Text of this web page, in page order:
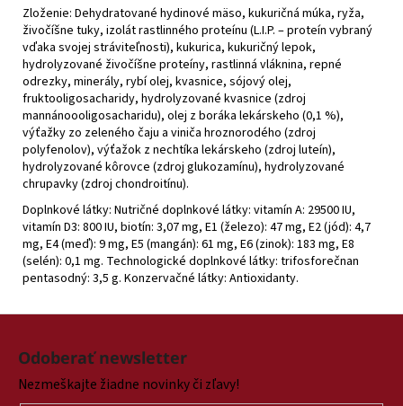
Zloženie: Dehydratované hydinové mäso, kukuričná múka, ryža,
živočíšne tuky, izolát rastlinného proteínu (L.I.P. – proteín vybraný
vďaka svojej stráviteľnosti), kukurica, kukuričný lepok,
hydrolyzované živočíšne proteíny, rastlinná vláknina, repné
odrezky, minerály, rybí olej, kvasnice, sójový olej,
fruktooligosacharidy, hydrolyzované kvasnice (zdroj
mannánoooligosacharidu), olej z boráka lekárskeho (0,1 %),
výťažky zo zeleného čaju a viniča hroznorodého (zdroj
polyfenolov), výťažok z nechtíka lekárskeho (zdroj luteín),
hydrolyzované kôrovce (zdroj glukozamínu), hydrolyzované
chrupavky (zdroj chondroitínu).
Doplnkové látky: Nutričné doplnkové látky: vitamín A: 29500 IU,
vitamín D3: 800 IU, biotín: 3,07 mg, E1 (železo): 47 mg, E2 (jód): 4,7
mg, E4 (meď): 9 mg, E5 (mangán): 61 mg, E6 (zinok): 183 mg, E8
(selén): 0,1 mg. Technologické doplnkové látky: trifosforečnan
pentasodný: 3,5 g. Konzervačné látky: Antioxidanty.
Z
Odoberať newsletter
Nezmeškajte žiadne novinky či zľavy!